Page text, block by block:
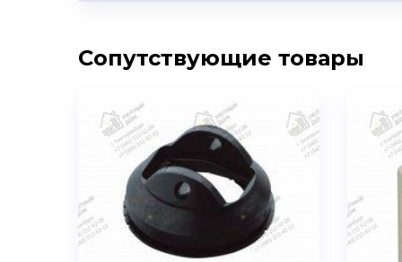
Сопутствующие товары